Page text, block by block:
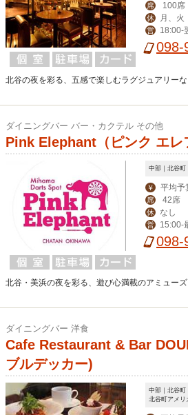
席 100席
休 月、火
営
18:00-
00-翌1:00
098-
北谷の夜を彩る、五感で楽しむラグジュアリー
ダイニングバー バー・カクテル その他
Pink Elephant（ピンク エレ
中部｜北谷町
￥ 平均予
席 42席
休 なし
営 15:00-
098-
北谷・美浜の夜を彩る、遊び心満載のアミュー
ダイニングバー 洋食
Cafe Restaurant & Bar
ブルデッカー)
中部｜北谷町
北谷町アメ